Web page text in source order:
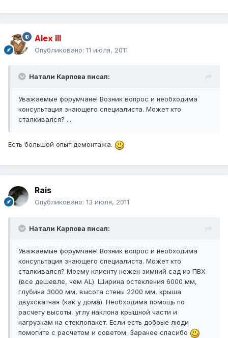
Alex IlI
Опубликовано: 11 июля, 2011
Натали Карпова писал:
Уважаемые форумчане! Возник вопрос и необходима
консультация знающего специалиста. Может кто
сталкивался? ...
Есть большой опыт демонтажа.
Rais
Опубликовано: 13 июля, 2011
Натали Карпова писал:
Уважаемые форумчане! Возник вопрос и необходима
консультация знающего специалиста. Может кто
сталкивался? Моему клиенту нежен зимний сад из ПВХ
(все дешевле, чем AL). Ширина остекления 6000 мм,
глубина 3000 мм, высота стены 2200 мм, крыша
двухскатная (как у дома). Необходима помощь по
расчету высоты, углу наклона крышной части и
нагрузкам на стеклопакет. Если есть добрые люди
помогите с расчетом и советом. Заранее спасибо